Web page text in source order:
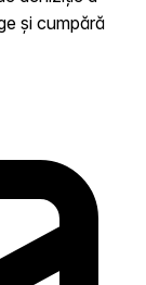
și cumpără